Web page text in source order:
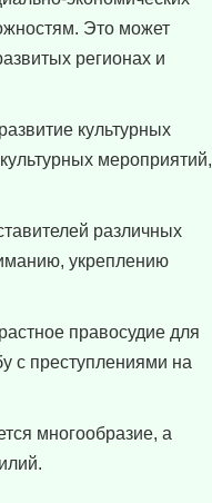
Это может
регионах и
культурных
мероприятий,
различных
укреплению
правосудие для
с преступлениями на
многообразие, а